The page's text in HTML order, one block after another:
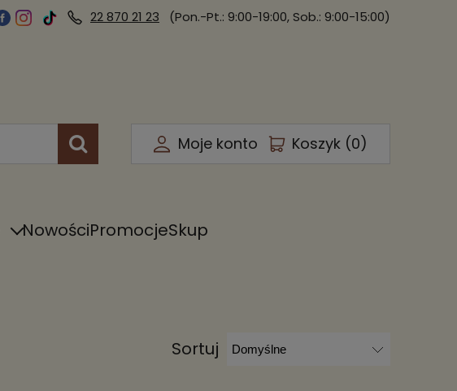
22 870 21 23 (Pon.-Pt.: 9:00-19:00, Sob.: 9:00-15:00)
Moje konto Koszyk (0)
NowościPromocjeSkup
Sortuj